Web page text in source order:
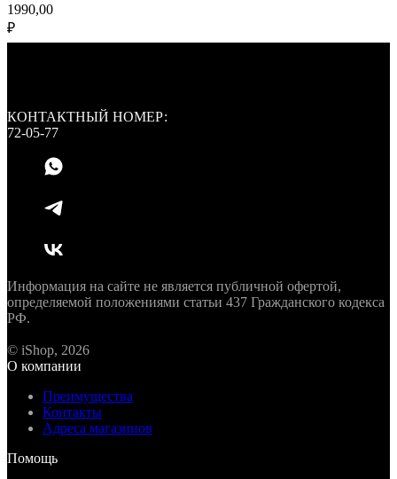
1990,00
₽
КОНТАКТНЫЙ НОМЕР:
72-05-77
Информация на сайте не является публичной офертой,
определяемой положениями статьи 437 Гражданского кодекса
РФ.
© iShop, 2026
О компании
Преимущества
Контакты
Адреса магазинов
Помощь